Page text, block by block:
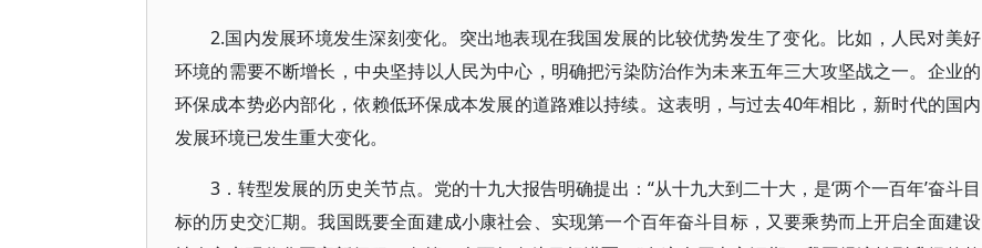
2.国内发展环境发生深刻变化。突出地表现在我国发展的比较优势发生了变化。比如，人民对美好
环境的需要不断增长，中央坚持以人民为中心，明确把污染防治作为未来五年三大攻坚战之一。企业的
环保成本势必内部化，依赖低环保成本发展的道路难以持续。这表明，与过去40年相比，新时代的国内
发展环境已发生重大变化。
3．转型发展的历史关节点。党的十九大报告明确提出：“从十九大到二十大，是‘两个一百年’奋斗目
标的历史交汇期。我国既要全面建成小康社会、实现第一个百年奋斗目标，又要乘势而上开启全面建设